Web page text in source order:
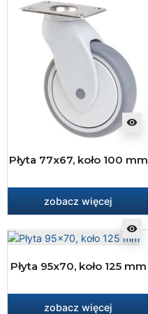
visibility
Płyta 77x67, koło 100 mm
zobacz więcej
visibility
Płyta 95x70, koło 125 mm
zobacz więcej